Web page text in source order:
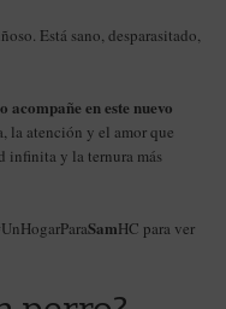
Está sano, desparasitado,
en este nuevo
la atención y el amor que
infinita y la ternura más
SamHC para ver